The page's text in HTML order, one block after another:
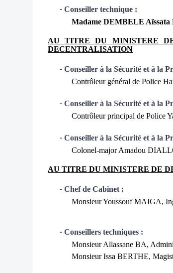
- Conseiller technique :
Madame DEMBELE Aïssata
AU TITRE DU MINISTERE
DECENTRALISATION
- Conseiller à la Sécurité et à la
Contrôleur général de Police
- Conseiller à la Sécurité et à la
Contrôleur principal de Police
- Conseiller à la Sécurité et à la
Colonel-major Amadou
AU TITRE DU MINISTERE DE
- Chef de Cabinet :
Monsieur Youssouf MAIGA,
- Conseillers techniques :
Monsieur Allassane BA,
Monsieur Issa BERTHE,